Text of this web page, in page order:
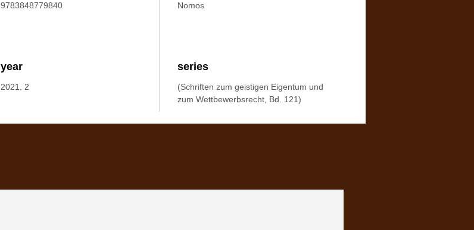
9783848779840 Nomos
year
2021. 2
series
(Schriften zum geistigen Eigentum und
zum Wettbewerbsrecht, Bd. 121)